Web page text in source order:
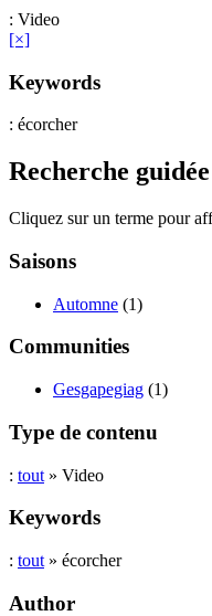
: Video
[×]
Keywords
: écorcher
Recherche guidée
Cliquez sur un terme pour
Saisons
Automne (1)
Communities
Gesgapegiag (1)
Type de contenu
: tout » Video
Keywords
: tout » écorcher
Author